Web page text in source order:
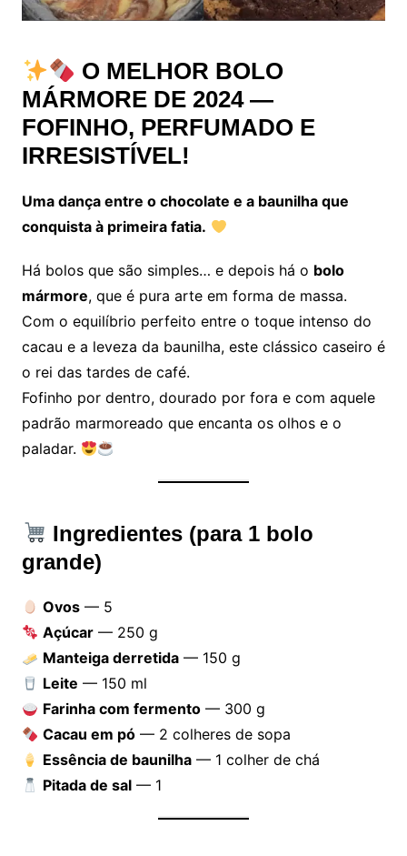
O MELHOR BOLO
MÁRMORE DE 2024 —
FOFINHO, PERFUMADO E
IRRESISTÍVEL!
Uma dança entre o chocolate e a baunilha que
conquista à primeira fatia.
Há bolos que são simples… e depois há o bolo
mármore, que é pura arte em forma de massa.
Com o equilíbrio perfeito entre o toque intenso do
cacau e a leveza da baunilha, este clássico caseiro é
o rei das tardes de café.
Fofinho por dentro, dourado por fora e com aquele
padrão marmoreado que encanta os olhos e o
paladar.
Ingredientes (para 1 bolo
grande)
Ovos — 5
Açúcar — 250 g
Manteiga derretida — 150 g
Leite — 150 ml
Farinha com fermento — 300 g
Cacau em pó — 2 colheres de sopa
Essência de baunilha — 1 colher de chá
Pitada de sal — 1